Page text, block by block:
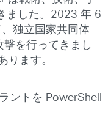
ました。2023 年 6
独立国家共同体
撃を行ってきまし
ります。
ントを PowerShell